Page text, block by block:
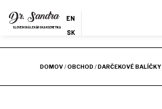
SLOVENSKÁ LEKÁRSKA KOZMETIKA
EN
SK
ES
NOVINKA
DOMOV/OBCHOD/DARČEKOVÉ BALÍČKY